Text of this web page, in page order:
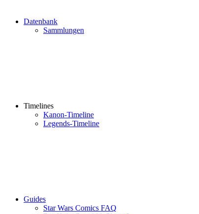
Datenbank
Sammlungen
Timelines
Kanon-Timeline
Legends-Timeline
Guides
Star Wars Comics FAQ